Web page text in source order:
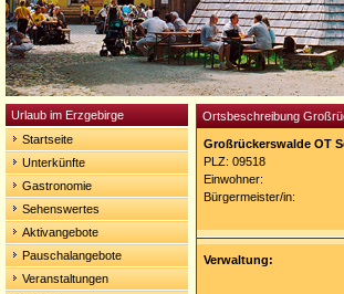
Urlaub im Erzgebirge
Startseite
Unterkünfte
Gastronomie
Sehenswertes
Aktivangebote
Pauschalangebote
Veranstaltungen
Ortsbeschreibung
Großrückerswalde OT
PLZ: 09518
Einwohner:
Bürgermeister/in:
Verwaltung: